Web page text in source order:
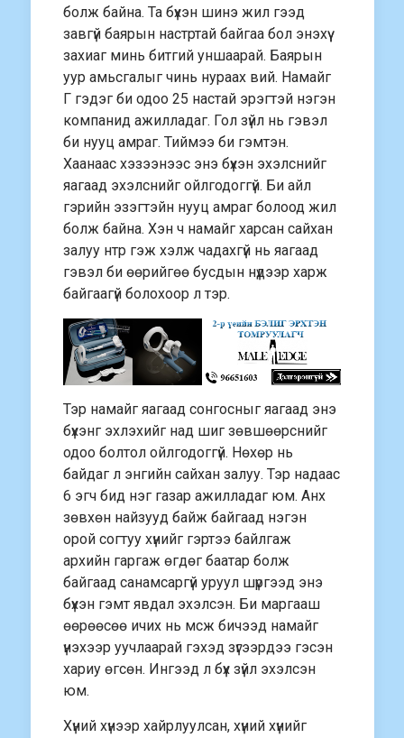
болж байна. Та бүхэн шинэ жил гээд
завгүй баярын настртай байгаа бол энэхүү
захиаг минь битгий уншаарай. Баярын
уур амьсгалыг чинь нураах вий. Намайг
Г гэдэг би одоо 25 настай эрэгтэй нэгэн
компанид ажилладаг. Гол зүйл нь гэвэл
би нууц амраг. Тиймээ би гэмтэн.
Хаанаас хэзээнээс энэ бүхэн эхэлснийг
яагаад эхэлснийг ойлгодоггүй. Би айл
гэрийн эзэгтэйн нууц амраг болоод жил
болж байна. Хэн ч намайг харсан сайхан
залуу нтр гэж хэлж чадахгүй нь яагаад
гэвэл би өөрийгөө бусдын нүдээр харж
байгаагүй болохоор л тэр.
Тэр намайг яагаад сонгосныг яагаад энэ
бүхэнг эхлэхийг над шиг зөвшөөрснийг
одоо болтол ойлгодоггүй. Нөхөр нь
байдаг л энгийн сайхан залуу. Тэр надаас
6 эгч бид нэг газар ажилладаг юм. Анх
зөвхөн найзууд байж байгаад нэгэн
орой согтуу хүнийг гэртээ байлгаж
архийн гаргаж өгдөг баатар болж
байгаад санамсаргүй уруул шүргээд энэ
бүхэн гэмт явдал эхэлсэн. Би маргааш
өөрөөсөө ичих нь мсж бичээд намайг
үнэхээр уучлаарай гэхэд зүгээрдээ гэсэн
хариу өгсөн. Ингээд л бүх зүйл эхэлсэн
юм.
Хүний хүнээр хайрлуулсан, хүний хүнийг